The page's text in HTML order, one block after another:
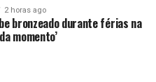
2 horas ago
bronzeado durante férias na
momento’